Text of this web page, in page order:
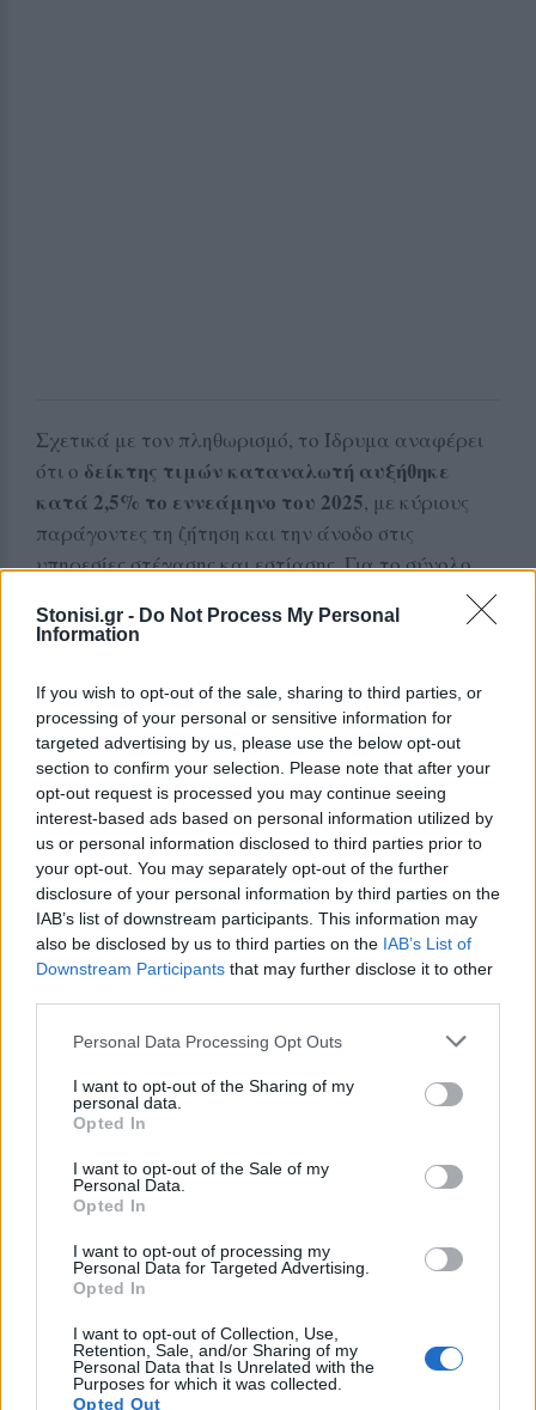
Stonisi.gr - Do Not Process My Personal
Information
If you wish to opt-out of the sale, sharing to third parties, or
processing of your personal or sensitive information for
targeted advertising by us, please use the below opt-out
section to confirm your selection. Please note that after your
opt-out request is processed you may continue seeing
interest-based ads based on personal information utilized by
us or personal information disclosed to third parties prior to
your opt-out. You may separately opt-out of the further
disclosure of your personal information by third parties on the
IAB’s list of downstream participants. This information may
also be disclosed by us to third parties on the IAB’s List of
Downstream Participants that may further disclose it to other
Personal Data Processing Opt Outs
I want to opt-out of the Sharing of my
personal data.
Opted In
I want to opt-out of the Sale of my
Personal Data.
Opted In
I want to opt-out of processing my
Personal Data for Targeted Advertising.
Opted In
I want to opt-out of Collection, Use,
Retention, Sale, and/or Sharing of my
Personal Data that Is Unrelated with the
Purposes for which it was collected.
Opted Out
Σχετικά με τον πληθωρισμό, το Ίδρυμα αναφέρει
ότι ο δείκτης τιμών καταναλωτή αυξήθηκε
κατά 2,5% το εννεάμηνο του 2025, με κύριους
παράγοντες τη ζήτηση και την άνοδο στις
υπηρεσίες στέγασης και εστίασης. Για το σύνολο
του έτους, ο πληθωρισμός εκτιμάται στο 2,8% και
αναμένεται να επιβραδυνθεί στο 2,3% το 2026,
περιβάλλον.
Στο τραπεζικό σύστημα, η πιστωτική επέκταση
προς τις επιχειρήσεις παραμένει ισχυρή, ενώ μετά
από 15 χρόνια σημειώθηκε τερματισμός της
συρρίκνωσης των δανείων προς τα νοικοκυριά. Το
ποσοστό των μη εξυπηρετούμενων δανείων
υποχώρησε στο ιστορικά χαμηλό 3,6%, ενώ οι
καταθέσεις αυξήθηκαν. Παρά τις θετικές εξελίξεις,
το ΙΟΒΕ προειδοποιεί για τις προκλήσεις που
κρατικούς τίτλους.
διευθυντής του ΙΟΒΕ, καθηγητής Νίκος Βέττας,
υπογράμμισε ότι η ελληνική οικονομία
εξακολουθεί να αναπτύσσεται πάνω από τον μέσο
όρο της Ευρωζώνης, ωστόσοπαρουσιάζει
την ανάγκη ενίσχυσης των επενδύσεων και της
παραγωγικής βάσης. Επεσήμανε παράλληλα τις
διεθνείς προκλήσεις που επηρεάζουν το εγχώριο